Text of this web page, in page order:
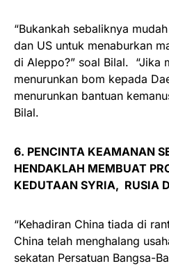
“Bukankah sebaliknya
dan US untuk menaburkan
di Aleppo?” soal Bilal. “Jika
menurunkan bom kepada
menurunkan bantuan
Bilal.
6. PENCINTA KEAMANAN
HENDAKLAH MEMBUAT
KEDUTAAN SYRIA, RUSIA
“Kehadiran China tiada di
China telah menghalang
sekatan Persatuan Bangsa-